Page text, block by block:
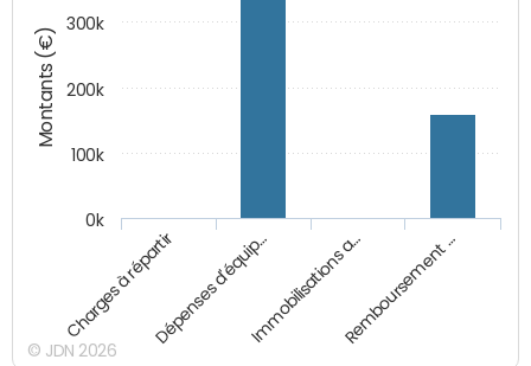
Montants (€)
Charges à répartirDépenses d'équip…Immobilisations a…Remboursement …
0k
100k
200k
300k
© JDN 2026